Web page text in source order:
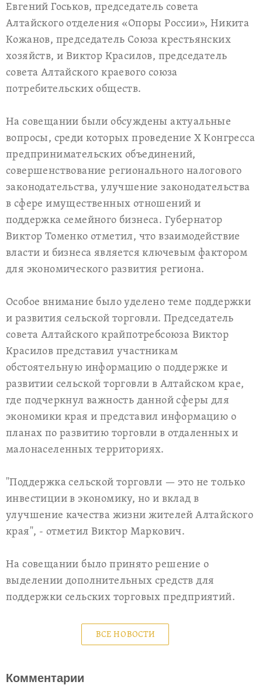
Евгений Госьков, председатель совета
Алтайского отделения «Опоры России», Никита
Кожанов, председатель Союза крестьянских
хозяйств, и Виктор Красилов, председатель
совета Алтайского краевого союза
потребительских обществ.
На совещании были обсуждены актуальные
вопросы, среди которых проведение Х Конгресса
предпринимательских объединений,
совершенствование регионального налогового
законодательства, улучшение законодательства
в сфере имущественных отношений и
поддержка семейного бизнеса. Губернатор
Виктор Томенко отметил, что взаимодействие
власти и бизнеса является ключевым фактором
для экономического развития региона.
Особое внимание было уделено теме поддержки
и развития сельской торговли. Председатель
совета Алтайского крайпотребсоюза Виктор
Красилов представил участникам
обстоятельную информацию о поддержке и
развитии сельской торговли в Алтайском крае,
где подчеркнул важность данной сферы для
экономики края и представил информацию о
планах по развитию торговли в отдаленных и
малонаселенных территориях.
"Поддержка сельской торговли — это не только
инвестиции в экономику, но и вклад в
улучшение качества жизни жителей Алтайского
края", - отметил Виктор Маркович.
На совещании было принято решение о
выделении дополнительных средств для
поддержки сельских торговых предприятий.
ВСЕ НОВОСТИ
Комментарии